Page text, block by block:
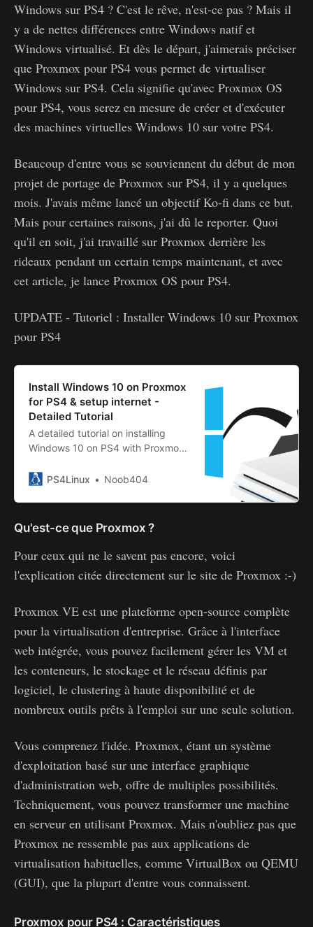
Windows sur PS4 ? C'est le rêve, n'est-ce pas ? Mais il
y a de nettes différences entre Windows natif et
Windows virtualisé. Et dès le départ, j'aimerais préciser
que Proxmox pour PS4 vous permet de virtualiser
Windows sur PS4. Cela signifie qu'avec Proxmox OS
pour PS4, vous serez en mesure de créer et d'exécuter
des machines virtuelles Windows 10 sur votre PS4.
Beaucoup d'entre vous se souviennent du début de mon
projet de portage de Proxmox sur PS4, il y a quelques
mois. J'avais même lancé un objectif Ko-fi dans ce but.
Mais pour certaines raisons, j'ai dû le reporter. Quoi
qu'il en soit, j'ai travaillé sur Proxmox derrière les
rideaux pendant un certain temps maintenant, et avec
cet article, je lance Proxmox OS pour PS4.
UPDATE - Tutoriel : Installer Windows 10 sur Proxmox
pour PS4
Install Windows 10 on Proxmox
for PS4 & setup internet -
Detailed Tutorial
A detailed tutorial on installing
Windows 10 on PS4 with Proxmox
passthrough to Windows 10 VM on
PS4Linux Noob404
Qu'est-ce que Proxmox ?
Pour ceux qui ne le savent pas encore, voici
l'explication citée directement sur le site de Proxmox :-)
Proxmox VE est une plateforme open-source complète
pour la virtualisation d'entreprise. Grâce à l'interface
web intégrée, vous pouvez facilement gérer les VM et
les conteneurs, le stockage et le réseau définis par
logiciel, le clustering à haute disponibilité et de
nombreux outils prêts à l'emploi sur une seule solution.
Vous comprenez l'idée. Proxmox, étant un système
d'exploitation basé sur une interface graphique
d'administration web, offre de multiples possibilités.
Techniquement, vous pouvez transformer une machine
en serveur en utilisant Proxmox. Mais n'oubliez pas que
Proxmox ne ressemble pas aux applications de
virtualisation habituelles, comme VirtualBox ou QEMU
(GUI), que la plupart d'entre vous connaissent.
Proxmox pour PS4 : Caractéristiques